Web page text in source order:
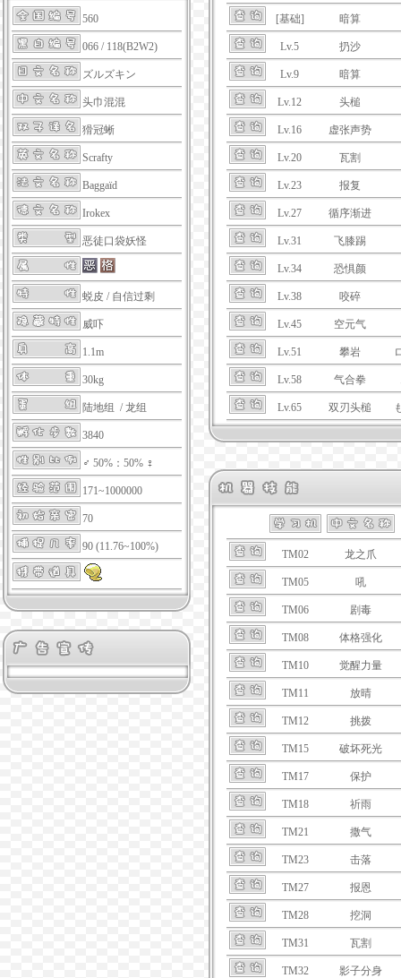
560
066 / 118(B2W2)
ズルズキン
头巾混混
猾冠蜥
Scrafty
Baggaïd
Irokex
恶徒口袋妖怪
蜕皮 / 自信过剩
威吓
1.1m
30kg
陆地组 / 龙组
3840
♂ 50%：50% ♀
171~1000000
70
90 (11.76~100%)
[基础] 暗算
Lv.5 扔沙
Lv.9 暗算
Lv.12 头槌
Lv.16 虚张声势
Lv.20 瓦割
Lv.23 报复
Lv.27 循序渐进
Lv.31 飞膝踢
Lv.34 恐惧颜
Lv.38 咬碎
Lv.45 空元气
Lv.51 攀岩
Lv.58 气合拳
Lv.65 双刃头槌
TM02 龙之爪
TM05 吼
TM06 剧毒
TM08 体格强化
TM10 觉醒力量
TM11 放晴
TM12 挑拨
TM15 破坏死光
TM17 保护
TM18 祈雨
TM21 撒气
TM23 击落
TM27 报恩
TM28 挖洞
TM31 瓦割
TM32 影子分身